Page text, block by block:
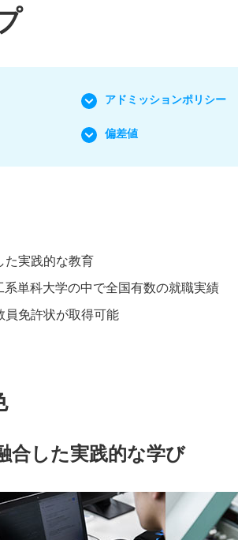
アドミッションポリシー
偏差値
た実践的な教育
系単科大学の中で全国有数の就職実績
員免許状が取得可能
合した実践的な学び